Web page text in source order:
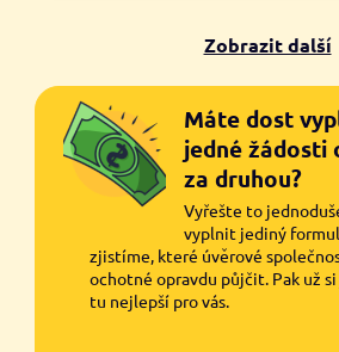
Zobrazit další
Máte dost
jedné žádosti
za druhou?
Vyřešte to
vyplnit jediný
zjistíme, které úvěrové
ochotné opravdu půjčit. Pak už
tu nejlepší pro vás.